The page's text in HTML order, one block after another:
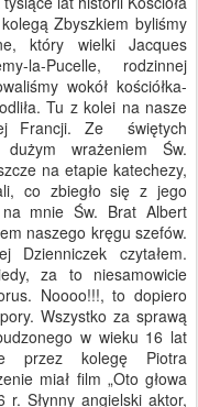
Zbyszkiem byliśmy
który wielki Jacques
la-Pucelle, rodzinnej
wokół kościółka-
Tu z kolei na nasze
Francji. Ze świętych
wrażeniem Św.
na etapie katechezy,
co zbiegło się z jego
na mnie Św. Brat Albert
naszego kręgu szefów.
Dzienniczek czytałem.
za to niesamowicie
Noooo!!!, to dopiero
Wszystko za sprawą
w wieku 16 lat
przez kolegę Piotra
miał film „Oto głowa
Słynny angielski aktor,